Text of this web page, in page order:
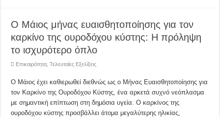
Ο Μάιος μήνας ευαισθητοποίησης για τον
καρκίνο της ουροδόχου κύστης: Η πρόληψη
το ισχυρότερο όπλο
Επικαιρότητα ,Τελευταίες Εξελίξεις
Ο Μάιος έχει καθιερωθεί διεθνώς ως ο Μήνας Ευαισθητοποίησης για
τον Καρκίνο της Ουροδόχου Κύστης, ένα αρκετά συχνό νεόπλασμα
με σημαντική επίπτωση στη δημόσια υγεία. Ο καρκίνος της
ουροδόχου κύστης προσβάλλει άτομα μεγαλύτερης ηλικίας,